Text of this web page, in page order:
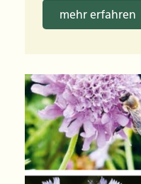
mehr erfahren